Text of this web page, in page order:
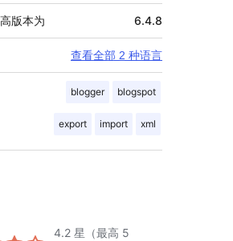
版本为 6.4.8
查看全部 2 种语言
blogger blogspot
export import xml
4.2 星（最高 5